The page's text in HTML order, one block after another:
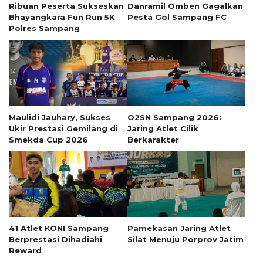
Ribuan Peserta Sukseskan
Bhayangkara Fun Run 5K
Polres Sampang
Danramil Omben Gagalkan
Pesta Gol Sampang FC
Maulidi Jauhary, Sukses
Ukir Prestasi Gemilang di
Smekda Cup 2026
O2SN Sampang 2026:
Jaring Atlet Cilik
Berkarakter
41 Atlet KONI Sampang
Berprestasi Dihadiahi
Reward
Pamekasan Jaring Atlet
Silat Menuju Porprov Jatim